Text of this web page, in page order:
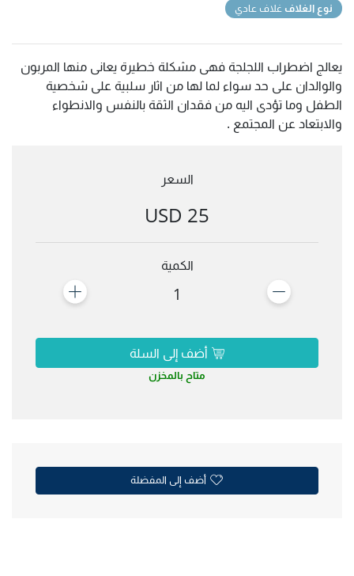
نوع الغلاف غلاف عادي
يعالج اضطراب اللجلجة فهى مشكلة خطيرة يعانى منها المربون
والوالدان على حد سواء لما لها من اثار سلبية على شخصية
الطفل وما تؤدى اليه من فقدان الثقة بالنفس والانطواء
والابتعاد عن المجتمع .
السعر
25 USD
الكمية
1
أضف إلى السلة
متاح بالمخزن
أضف إلى المفضلة